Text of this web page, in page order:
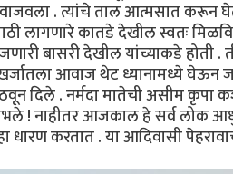
. त्यांचे ताल आत्मसात करून
लागणारे कातडे देखील स्वतः
बासरी देखील यांच्याकडे होती .
खर्जातला आवाज थेट ध्यानामध्ये घेऊन
दिले . नर्मदा मातेची असीम कृपा
! नाहीतर आजकाल हे सर्व लोक
करतात . या आदिवासी